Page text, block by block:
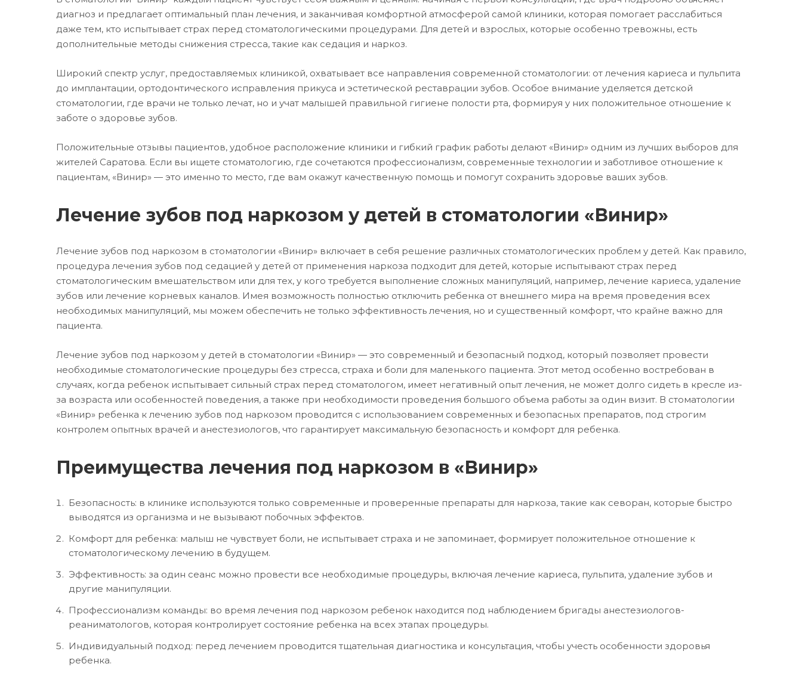
диагноз и предлагает оптимальный план лечения, и заканчивая комфортной атмосферой самой клиники, которая помогает расслабиться
даже тем, кто испытывает страх перед стоматологическими процедурами. Для детей и взрослых, которые особенно тревожны, есть
дополнительные методы снижения стресса, такие как седация и наркоз.
Широкий спектр услуг, предоставляемых клиникой, охватывает все направления современной стоматологии: от лечения кариеса и пульпита
до имплантации, ортодонтического исправления прикуса и эстетической реставрации зубов. Особое внимание уделяется детской
стоматологии, где врачи не только лечат, но и учат малышей правильной гигиене полости рта, формируя у них положительное отношение к
заботе о здоровье зубов.
Положительные отзывы пациентов, удобное расположение клиники и гибкий график работы делают «Винир» одним из лучших выборов для
жителей Саратова. Если вы ищете стоматологию, где сочетаются профессионализм, современные технологии и заботливое отношение к
пациентам, «Винир» — это именно то место, где вам окажут качественную помощь и помогут сохранить здоровье ваших зубов.
Лечение зубов под наркозом у детей в стоматологии «Винир»
Лечение зубов под наркозом в стоматологии «Винир» включает в себя решение различных стоматологических проблем у детей. Как правило,
процедура лечения зубов под седацией у детей от применения наркоза подходит для детей, которые испытывают страх перед
стоматологическим вмешательством или для тех, у кого требуется выполнение сложных манипуляций, например, лечение кариеса, удаление
зубов или лечение корневых каналов. Имея возможность полностью отключить ребенка от внешнего мира на время проведения всех
необходимых манипуляций, мы можем обеспечить не только эффективность лечения, но и существенный комфорт, что крайне важно для
пациента.
Лечение зубов под наркозом у детей в стоматологии «Винир» — это современный и безопасный подход, который позволяет провести
необходимые стоматологические процедуры без стресса, страха и боли для маленького пациента. Этот метод особенно востребован в
случаях, когда ребенок испытывает сильный страх перед стоматологом, имеет негативный опыт лечения, не может долго сидеть в кресле из-
за возраста или особенностей поведения, а также при необходимости проведения большого объема работы за один визит. В стоматологии
«Винир» ребенка к лечению зубов под наркозом проводится с использованием современных и безопасных препаратов, под строгим
контролем опытных врачей и анестезиологов, что гарантирует максимальную безопасность и комфорт для ребенка.
Преимущества лечения под наркозом в «Винир»
Безопасность: в клинике используются только современные и проверенные препараты для наркоза, такие как севоран, которые быстро
выводятся из организма и не вызывают побочных эффектов.
Комфорт для ребенка: малыш не чувствует боли, не испытывает страха и не запоминает, формирует положительное отношение к
стоматологическому лечению в будущем.
Эффективность: за один сеанс можно провести все необходимые процедуры, включая лечение кариеса, пульпита, удаление зубов и
другие манипуляции.
Профессионализм команды: во время лечения под наркозом ребенок находится под наблюдением бригады анестезиологов-
реаниматологов, которая контролирует состояние ребенка на всех этапах процедуры.
Индивидуальный подход: перед лечением проводится тщательная диагностика и консультация, чтобы учесть особенности здоровья
ребенка.